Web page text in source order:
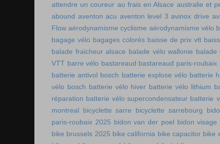
attendre un coureur au frais en Alsace australie et
abound aventon acu aventon level 3 avinox drive
Flow aérodynamisme cyclisme aérodynamisme vélo
bagage vélo bagages colorés baisse de prix vtt
balade fraicheur alsace balade vélo wallonie balade
VTT barre vélo bastareaud bastareaud paris-roubaix
batterie antivol bosch batterie explose vélo batterie
vélo bosch batterie vélo hiver batterie vélo lithium
réparation batterie vélo supercondensateur batterie
montreal
bicyclette sarre bicyclette sarrebourg
paris-roubaix 2025 bidon van der poel bidon visage
bike brussels 2025 bike california bike capacitor bike